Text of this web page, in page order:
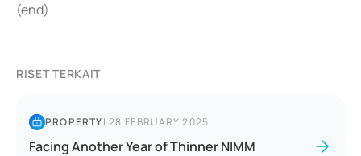
(end)
RISET TERKAIT
PROPERTY|28 FEBRUARY 2025
Facing Another Year of Thinner NIMM